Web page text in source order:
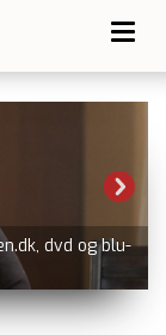
og blu-